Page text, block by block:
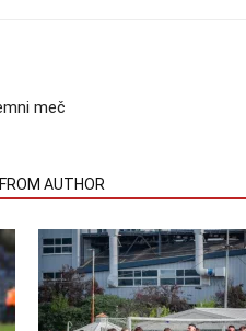
meč
AUTHOR